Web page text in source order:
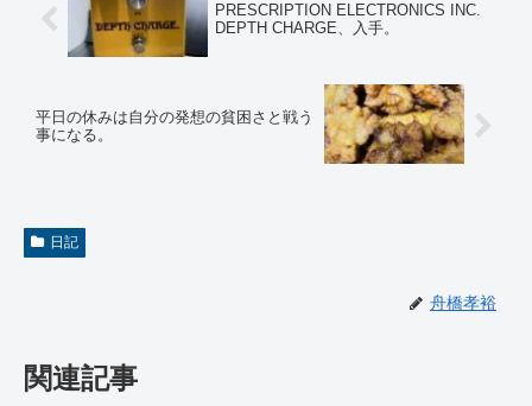
PRESCRIPTION ELECTRONICS INC.
DEPTH CHARGE、入手。
平日の休みは自分の発想の貧困さと戦う
事になる。
日記
舟橋孝裕
関連記事